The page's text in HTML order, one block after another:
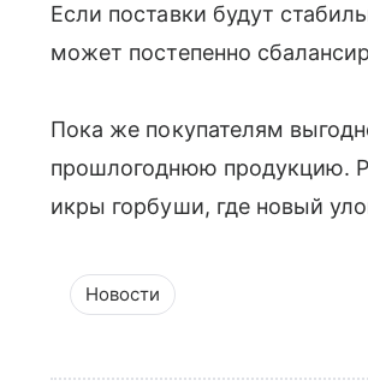
Если поставки будут
может постепенно
Пока же покупателям
прошлогоднюю продукцию.
икры горбуши, где новый
Новости